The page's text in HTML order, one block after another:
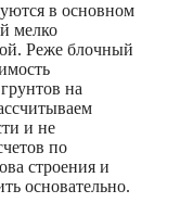
в основном
мелко
Реже блочный
на
и не
по
строения и
основательно.